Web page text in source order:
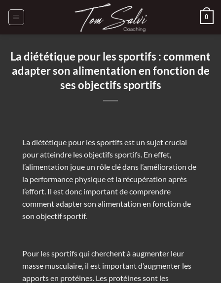
0
La diététique pour les sportifs : comment
adapter son alimentation en fonction de
ses objectifs sportifs
La diététique pour les sportifs est un sujet crucial
pour atteindre les objectifs sportifs. En effet,
l’alimentation joue un rôle clé dans l’amélioration de
la performance physique et la récupération après
l’effort. Il est donc important de comprendre
comment adapter son alimentation en fonction de
son objectif sportif.
Pour les sportifs qui cherchent à augmenter leur
masse musculaire, il est important d’augmenter les
apports en protéines. Les protéines sont les